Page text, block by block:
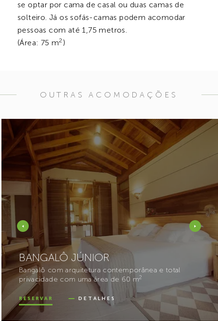
se optar por cama de casal ou duas camas de
solteiro. Já os sofás-camas podem acomodar
pessoas com até 1,75 metros.
(Área: 75 m2 )
OUTRAS ACOMODAÇÕES
BANGALÔ JÚNIOR
Bangalô com arquitetura contemporânea e total
privacidade com uma área de 60 m2
RESERVAR DETALHES